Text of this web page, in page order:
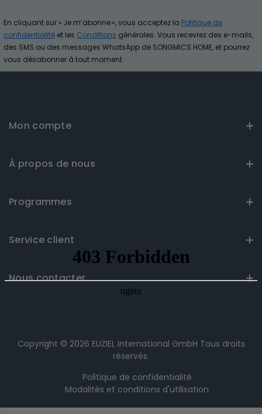
En cliquant sur « Je m’abonne », vous acceptez la Politique de
confidentialité et les Conditions générales. Vous recevrez des e-mails,
des SMS ou des messages WhatsApp de SONGMICS HOME, et pourrez
vous désabonner à tout moment.
Mon compte
À propos de nous
Programmes
Service client
Nous contacter
Copyright © 2026 EUZIEL International GmbH Tous droits
réservés.
Politique de confidentialité
Modalités et conditions d'utilisation